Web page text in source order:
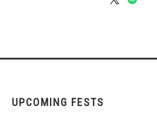
UPCOMING FESTS